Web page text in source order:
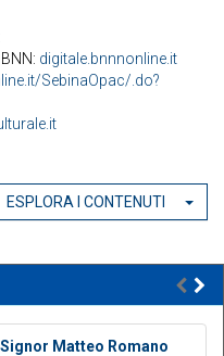
digitale.bnnnonline.it
SebinaOpac/.do?
ESPLORA I CONTENUTI
Matteo Romano